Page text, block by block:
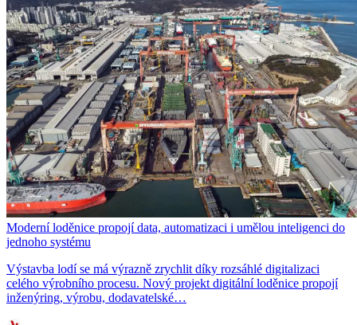
Moderní loděnice propojí data, automatizaci i umělou inteligenci do
jednoho systému
Výstavba lodí se má výrazně zrychlit díky rozsáhlé digitalizaci
celého výrobního procesu. Nový projekt digitální loděnice propojí
inženýring, výrobu, dodavatelské…